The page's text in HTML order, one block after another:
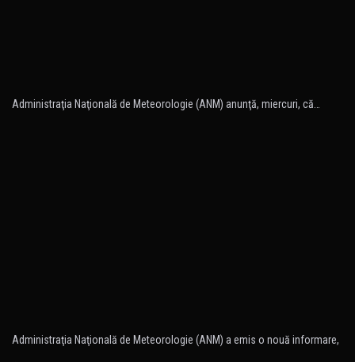
Administraţia Naţională de Meteorologie (ANM) anunţă, miercuri, că…
Administraţia Naţională de Meteorologie (ANM) a emis o nouă informare,
…